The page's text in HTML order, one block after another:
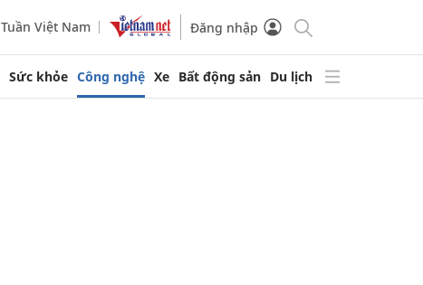
Tuần Việt Nam Đăng nhập
Sức khỏe Công nghệ Xe Bất động sản Du lịch